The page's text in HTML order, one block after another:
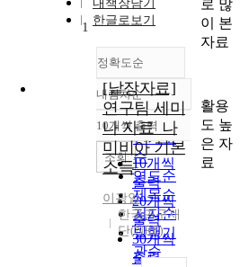
내책장담기
한글로보기
정확도순
정확도
순
인기도
순
연도순
제목순
저자순
발행기
관순
내림차순
내림차순
10개씩 출력
10개씩
출력
20개씩
출력
30개씩
출력
조회
1
[낱장자료]
연구팀 세미
나 자료_나
미비아 기본
소득
이광일
한국연구재
단(NRF)
로 많
이 본
자료
활용
도 높
은 자
료